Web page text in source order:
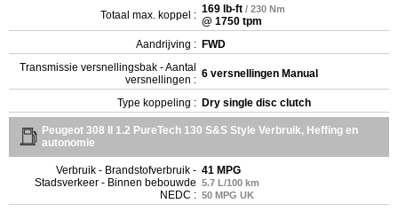
Totaal max. koppel : 169 lb-ft / 230 Nm
@ 1750 tpm
Aandrijving : FWD
Transmissie versnellingsbak - Aantal
versnellingen : 6 versnellingen Manual
Type koppeling : Dry single disc clutch
Peugeot 308 II 1.2 PureTech 130 S&S Style Verbruik, Heffing en
autonomie
Verbruik - Brandstofverbruik -
Stadsverkeer - Binnen bebouwde
NEDC :
41 MPG
5.7 L/100 km
50 MPG UK